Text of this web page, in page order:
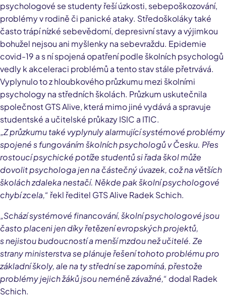
psychologové se studenty řeší úzkosti, sebepoškozování,
problémy v rodině či panické ataky. Středoškoláky také
často trápí nízké sebevědomí, depresivní stavy a výjimkou
bohužel nejsou ani myšlenky na sebevraždu. Epidemie
covid-19 a s ní spojená opatření podle školních psychologů
vedly k akceleraci problémů a tento stav stále přetrvává.
Vyplynulo to z hloubkového průzkumu mezi školními
psychology na středních školách. Průzkum uskutečnila
společnost GTS Alive, která mimo jiné vydává a spravuje
studentské a učitelské průkazy ISIC a ITIC.
„Z průzkumu také vyplynuly alarmující systémové problémy
spojené s fungováním školních psychologů v Česku. Přes
rostoucí psychické potíže studentů si řada škol může
dovolit psychologa jen na částečný úvazek, což na větších
školách zdaleka nestačí. Někde pak školní psychologové
chybí zcela,“ řekl ředitel GTS Alive Radek Schich.
„Schází systémové financování, školní psychologové jsou
často placeni jen díky řetězení evropských projektů,
s nejistou budoucností a menší mzdou než učitelé. Ze
strany ministerstva se plánuje řešení tohoto problému pro
základní školy, ale na ty střední se zapomíná, přestože
problémy jejich žáků jsou neméně závažné,“ dodal Radek
Schich.